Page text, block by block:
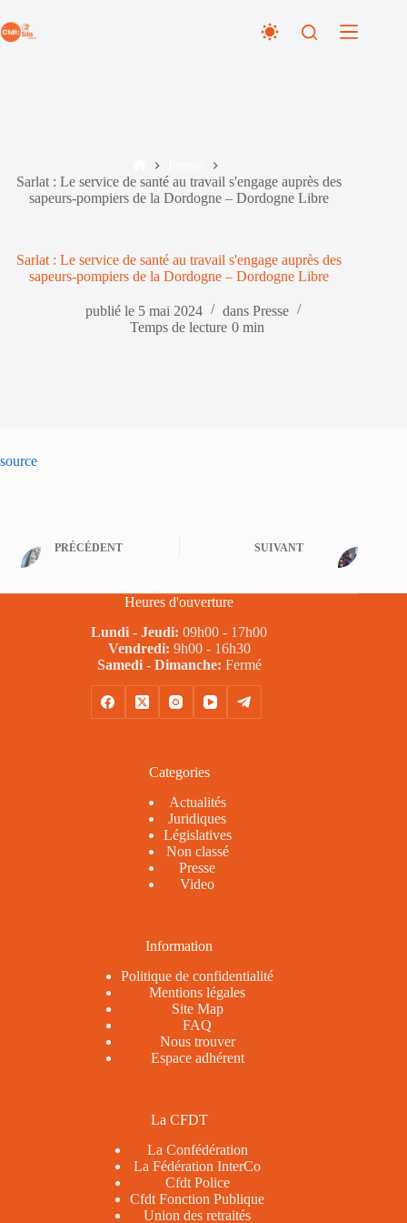
au
contenu
Accueil
Sarlat : Le service de santé au travail s'engage auprès des
sapeurs-pompiers de la Dordogne – Dordogne Libre
Sarlat : Le service de santé au travail s'engage auprès des
sapeurs-pompiers de la Dordogne – Dordogne Libre
publié le 5 mai 2024 dans Presse
Temps de lecture 0 min
source
PRÉCÉDENT SUIVANT
Heures d'ouverture
Lundi - Jeudi: 09h00 - 17h00
Vendredi: 9h00 - 16h30
Samedi - Dimanche: Fermé
Categories
Actualités
Juridiques
Législatives
Non classé
Presse
Video
Information
Politique de confidentialité
Mentions légales
Site Map
FAQ
Nous trouver
Espace adhérent
La CFDT
La Confédération
La Fédération InterCo
Cfdt Police
Cfdt Fonction Publique
Union des retraités